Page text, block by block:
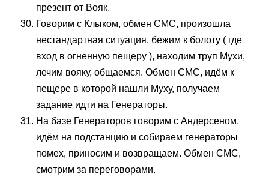
презент от Вояк.
Говорим с Клыком, обмен СМС, произошла
нестандартная ситуация, бежим к болоту ( где
вход в огненную пещеру ), находим труп Мухи,
лечим вояку, общаемся. Обмен СМС, идём к
пещере в которой нашли Муху, получаем
задание идти на Генераторы.
На базе Генераторов говорим с Андерсеном,
идём на подстанцию и собираем генераторы
помех, приносим и возвращаем. Обмен СМС,
смотрим за переговорами.